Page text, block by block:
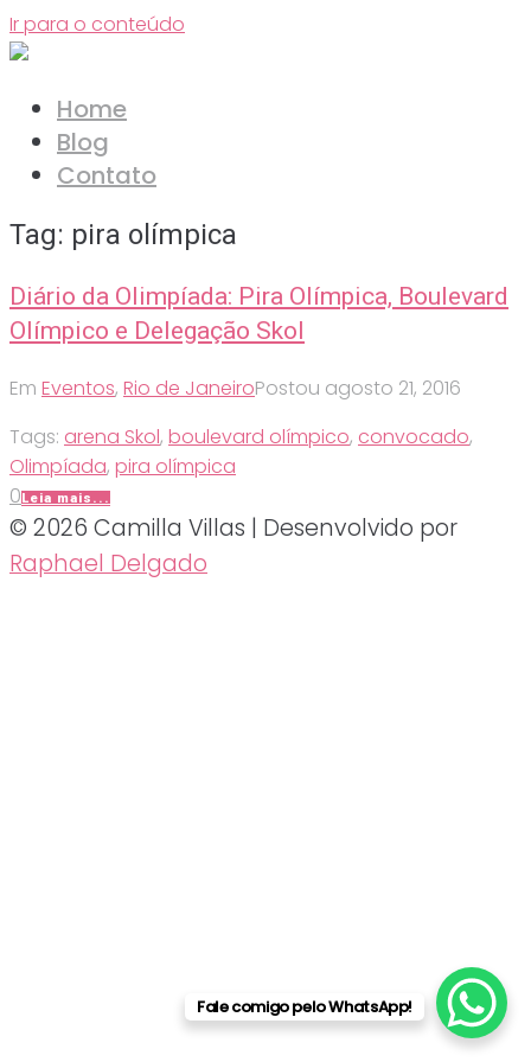
Ir para o conteúdo
Home
Blog
Contato
Tag: pira olímpica
Diário da Olimpíada: Pira Olímpica, Boulevard
Olímpico e Delegação Skol
Em Eventos, Rio de JaneiroPostou agosto 21, 2016
Tags: arena Skol, boulevard olímpico, convocado,
Olimpíada, pira olímpica
0Leia mais...
© 2026 Camilla Villas | Desenvolvido por
Raphael Delgado
Fale comigo pelo WhatsApp!